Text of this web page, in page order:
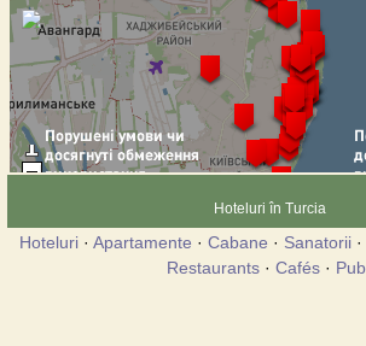
Hoteluri în Turcia
Hoteluri· Apartamente · Cabane · Sanatorii·
Restaurants · Cafés ·